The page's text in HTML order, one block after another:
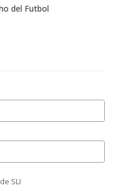
de SLI